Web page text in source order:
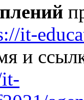
it-
и